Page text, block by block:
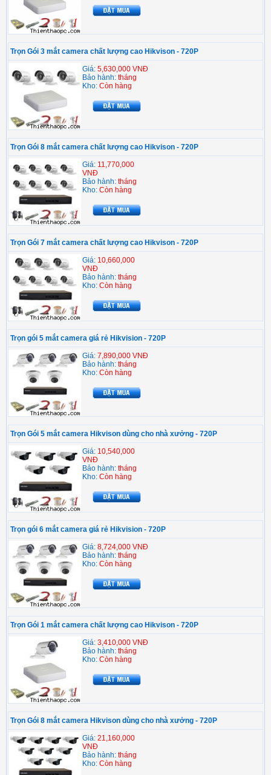
Trọn Gói 3 mắt camera chất lượng cao Hikvison - 720P
Giá: 5,630,000 VNĐ
Bảo hành: tháng
Kho: Còn hàng
Trọn Gói 8 mắt camera chất lượng cao Hikvison - 720P
Giá: 11,770,000
VNĐ
Bảo hành: tháng
Kho: Còn hàng
Trọn Gói 7 mắt camera chất lượng cao Hikvison - 720P
Giá: 10,660,000
VNĐ
Bảo hành: tháng
Kho: Còn hàng
Trọn gói 5 mắt camera giá rẻ Hikvision - 720P
Giá: 7,890,000 VNĐ
Bảo hành: tháng
Kho: Còn hàng
Trọn Gói 5 mắt camera Hikvison dùng cho nhà xưởng - 720P
Giá: 10,540,000
VNĐ
Bảo hành: tháng
Kho: Còn hàng
Trọn gói 6 mắt camera giá rẻ Hikvision - 720P
Giá: 8,724,000 VNĐ
Bảo hành: tháng
Kho: Còn hàng
Trọn Gói 1 mắt camera chất lượng cao Hikvison - 720P
Giá: 3,410,000 VNĐ
Bảo hành: tháng
Kho: Còn hàng
Trọn Gói 8 mắt camera Hikvison dùng cho nhà xưởng - 720P
Giá: 21,160,000
VNĐ
Bảo hành: tháng
Kho: Còn hàng